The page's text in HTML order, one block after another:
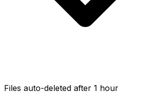
Files auto-deleted after 1 hour